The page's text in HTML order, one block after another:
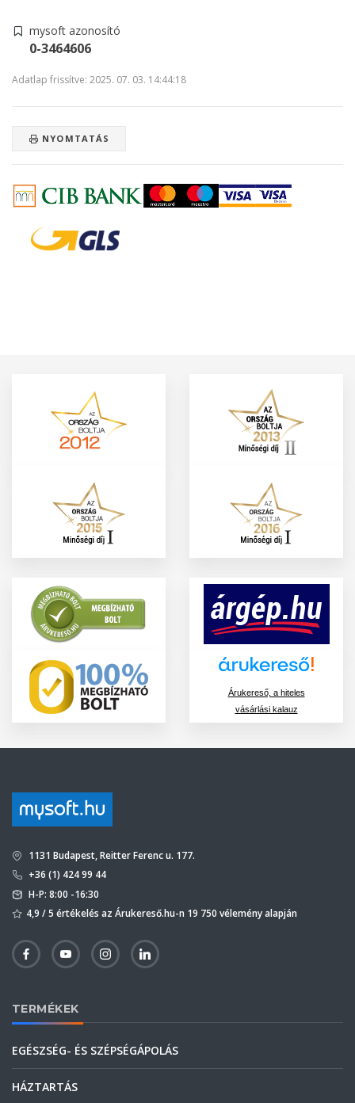
mysoft azonosító
0-3464606
Adatlap frissítve: 2025. 07. 03. 14:44:18
NYOMTATÁS
Árukereső, a hiteles
vásárlási kalauz
1131 Budapest, Reitter Ferenc u. 177.
+36 (1) 424 99 44
H-P: 8:00 -16:30
4,9 / 5 értékelés az Árukereső.hu-n 19 750 vélemény alapján
TERMÉKEK
EGÉSZSÉG- ÉS SZÉPSÉGÁPOLÁS
HÁZTARTÁS